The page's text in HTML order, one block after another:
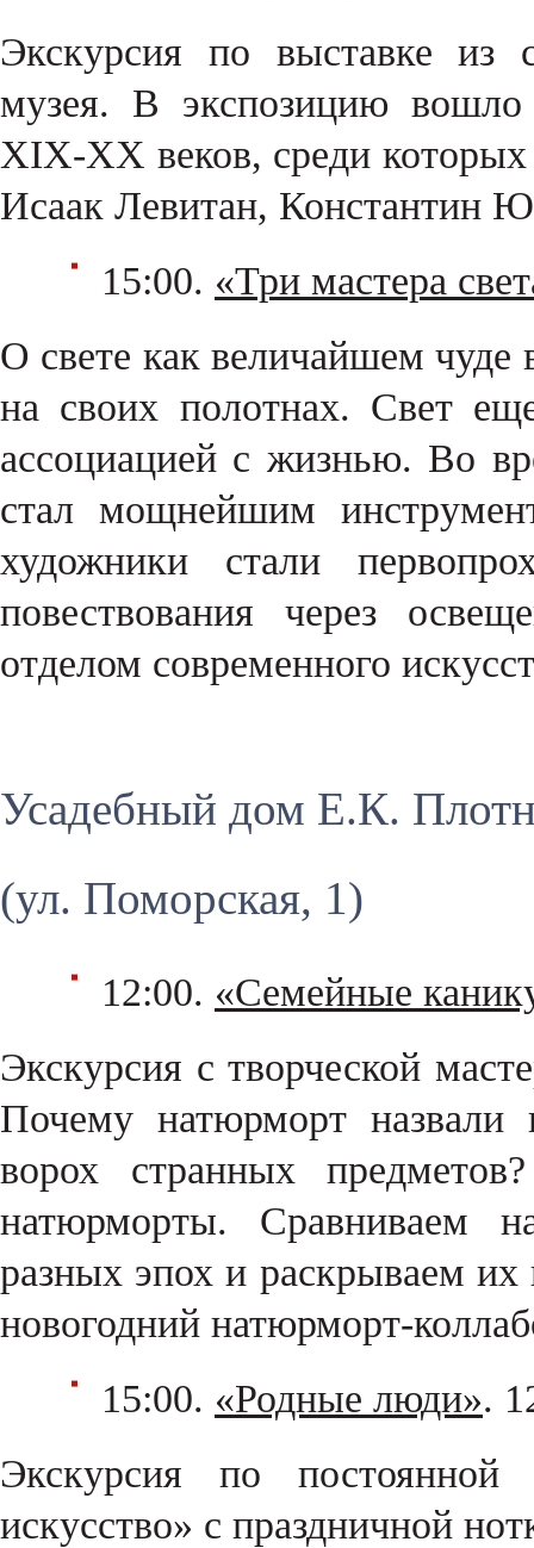
Экскурсия по выставке из
музея. В экспозицию вошло
XIX-XX веков, среди
Исаак Левитан, Константин
15:00. «Три мастера
О свете как величайшем
на своих полотнах. Свет
ассоциацией с жизнью. Во
стал мощнейшим
художники стали
повествования через
отделом современного
Усадебный дом Е.К.
(ул. Поморская, 1)
12:00. «Семейные
Экскурсия с творческой
Почему натюрморт назвали
ворох странных
натюрморты. Сравниваем
разных эпох и раскрываем
новогодний натюрморт-
15:00. «Родные люди».
Экскурсия по постоянной
искусство» с праздничной